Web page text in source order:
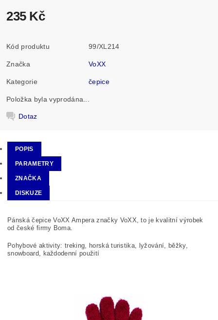
235 Kč
Kód produktu 99/XL214
Značka VoXX
Kategorie čepice
Položka byla vyprodána...
Dotaz
POPIS
PARAMETRY
ZNAČKA
DISKUZE
Pánská čepice VoXX Ampera značky VoXX, to je kvalitní výrobek
od české firmy Boma.
Pohybové aktivity: treking, horská turistika, lyžování, běžky,
snowboard, každodenní použití